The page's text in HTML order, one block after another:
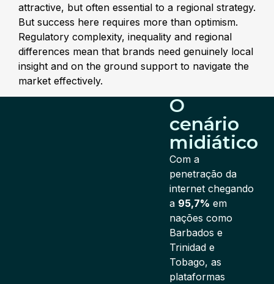
attractive, but often essential to a regional strategy.
But success here requires more than optimism.
Regulatory complexity, inequality and regional
differences mean that brands need genuinely local
insight and on the ground support to navigate the
market effectively.
O
cenário
midiático
Com a
penetração da
internet chegando
a 95,7% em
nações como
Barbados e
Trinidad e
Tobago, as
plataformas